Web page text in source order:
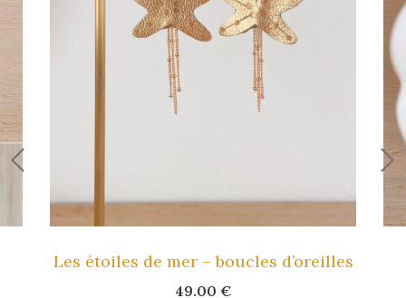
Les étoiles de mer – boucles d’oreilles
49.00 €